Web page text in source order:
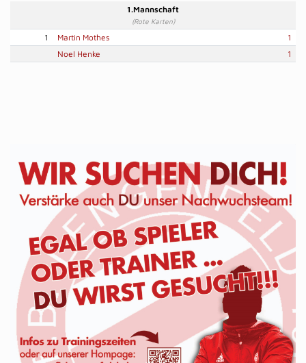
1.Mannschaft
(Rote Karten)
1 Martin Mothes
1
Noel Henke
1